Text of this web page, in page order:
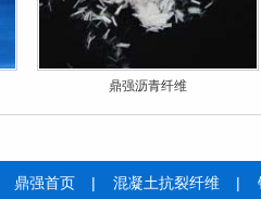
鼎强沥青纤维
鼎强首页 | 混凝土抗裂纤维 |